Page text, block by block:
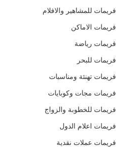
فريمات للمشاهير والافلام
فريمات الاماكن
فريمات رياضة
فريمات للبحر
فريمات تهنئة ومناسبات
فريمات مجات وكوبايات
فريمات للخطوبة والزواج
فريمات اعلام الدول
فريمات عملات نقدية